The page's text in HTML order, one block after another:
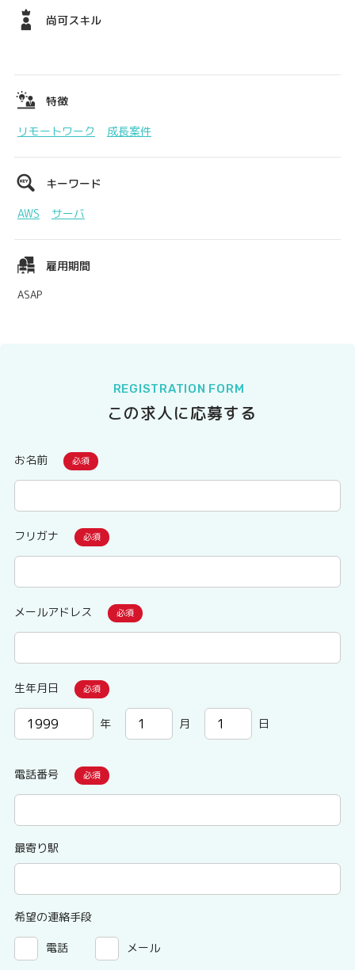
尚可スキル
特徴
リモートワーク
成長案件
キーワード
AWS
サーバ
雇用期間
ASAP
REGISTRATION FORM
この求人に応募する
お名前
フリガナ
メールアドレス
生年月日
年 月 日
電話番号
最寄り駅
希望の連絡手段
電話 メール